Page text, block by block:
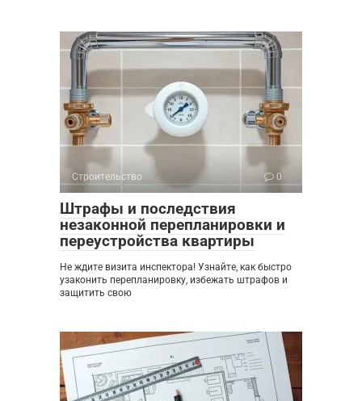
Строительство 0
Штрафы и последствия
незаконной перепланировки и
переустройства квартиры
Не ждите визита инспектора! Узнайте, как быстро
узаконить перепланировку, избежать штрафов и
защитить свою